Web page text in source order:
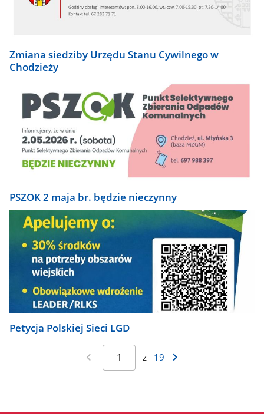
Zmiana siedziby Urzędu Stanu Cywilnego w
Chodzieży
PSZOK 2 maja br. będzie nieczynny
Petycja Polskiej Sieci LGD
z 19